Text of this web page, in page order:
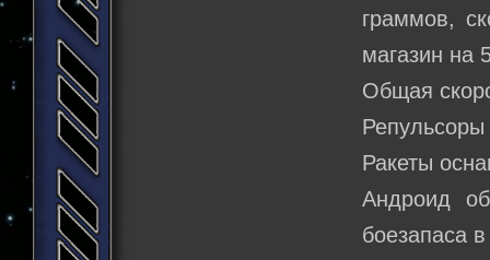
граммов,
магазин на
Общая
Ракеты
Андроид
боезапаса